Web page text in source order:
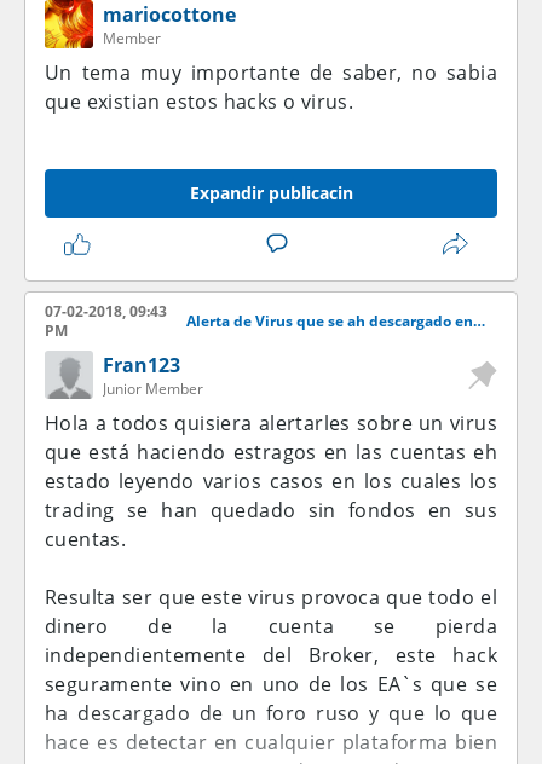
mariocottone
Member
Un tema muy importante de saber, no sabia
que existian estos hacks o virus.
Expandir publicacin
07-02-2018, 09:43
PM
Alerta de Virus que se ah descargado en uno de los EA`S
Fran123
Junior Member
Hola a todos quisiera alertarles sobre un virus
que está haciendo estragos en las cuentas eh
estado leyendo varios casos en los cuales los
trading se han quedado sin fondos en sus
cuentas.
Resulta ser que este virus provoca que todo el
dinero de la cuenta se pierda
independientemente del Broker, este hack
seguramente vino en uno de los EA`s que se
ha descargado de un foro ruso y que lo que
hace es detectar en cualquier plataforma bien